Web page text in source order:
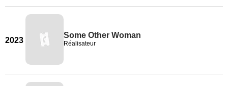
2023
Some Other Woman
Réalisateur